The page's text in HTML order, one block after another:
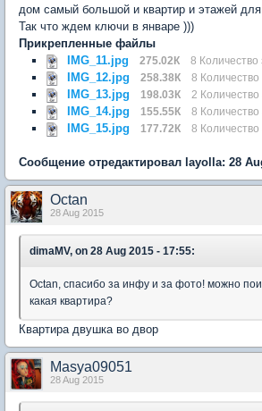
дом самый большой и квартир и этажей
Так что ждем ключи в январе )))
Прикрепленные файлы
IMG_11.jpg
275.02К 8 Количество
IMG_12.jpg 258.38К 8 Количество
IMG_13.jpg 198.03К 2 Количество
IMG_14.jpg 155.55К 8 Количество
IMG_15.jpg 177.72К 8 Количество
Сообщение отредактировал layolla: 28
Octan
28 Aug 2015
dimaMV, on 28 Aug 2015 - 17:55:
Octan, спасибо за инфу и за фото! можно
какая квартира?
Квартира двушка во двор
Masya09051
28 Aug 2015